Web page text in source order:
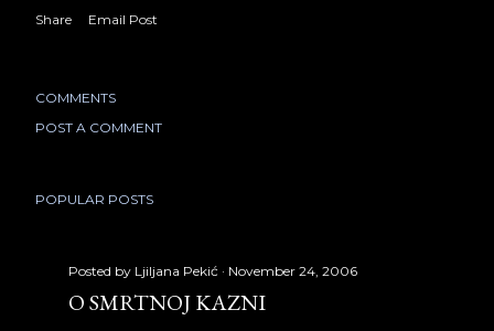
Share Email Post
COMMENTS
POST A COMMENT
POPULAR POSTS
Posted by Ljiljana Pekić November 24, 2006
O SMRTNOJ KAZNI